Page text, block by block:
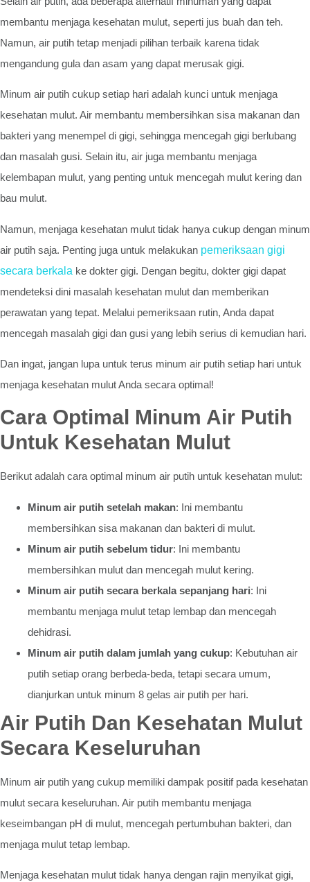
membantu menjaga kesehatan mulut, seperti jus buah dan teh.
Namun, air putih tetap menjadi pilihan terbaik karena tidak
mengandung gula dan asam yang dapat merusak gigi.
Minum air putih cukup setiap hari adalah kunci untuk menjaga
kesehatan mulut. Air membantu membersihkan sisa makanan dan
bakteri yang menempel di gigi, sehingga mencegah gigi berlubang
dan masalah gusi. Selain itu, air juga membantu menjaga
kelembapan mulut, yang penting untuk mencegah mulut kering dan
bau mulut.
Namun, menjaga kesehatan mulut tidak hanya cukup dengan minum
air putih saja. Penting juga untuk melakukan pemeriksaan gigi
secara berkala ke dokter gigi. Dengan begitu, dokter gigi dapat
mendeteksi dini masalah kesehatan mulut dan memberikan
perawatan yang tepat. Melalui pemeriksaan rutin, Anda dapat
mencegah masalah gigi dan gusi yang lebih serius di kemudian hari.
Dan ingat, jangan lupa untuk terus minum air putih setiap hari untuk
menjaga kesehatan mulut Anda secara optimal!
Cara Optimal Minum Air Putih
Untuk Kesehatan Mulut
Berikut adalah cara optimal minum air putih untuk kesehatan mulut:
Minum air putih setelah makan: Ini membantu
membersihkan sisa makanan dan bakteri di mulut.
Minum air putih sebelum tidur: Ini membantu
membersihkan mulut dan mencegah mulut kering.
Minum air putih secara berkala sepanjang hari: Ini
membantu menjaga mulut tetap lembap dan mencegah
dehidrasi.
Minum air putih dalam jumlah yang cukup: Kebutuhan air
putih setiap orang berbeda-beda, tetapi secara umum,
dianjurkan untuk minum 8 gelas air putih per hari.
Air Putih Dan Kesehatan Mulut
Secara Keseluruhan
Minum air putih yang cukup memiliki dampak positif pada kesehatan
mulut secara keseluruhan. Air putih membantu menjaga
keseimbangan pH di mulut, mencegah pertumbuhan bakteri, dan
menjaga mulut tetap lembap.
Menjaga kesehatan mulut tidak hanya dengan rajin menyikat gigi,